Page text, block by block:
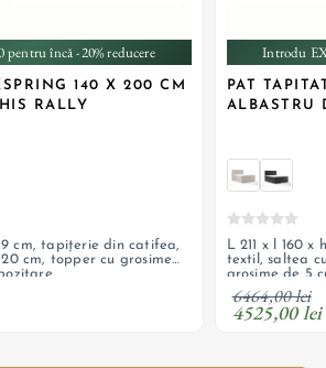
încă -20% reducere
140 X 200 CM
RALLY
cm, topper cu grosime
Introdu
PAT
ALBASTRU
L 211 x l 160 x h 42 - 119 cm, tapițerie
textil, saltea
grosime de 5
6464,00 lei
4525,00 lei